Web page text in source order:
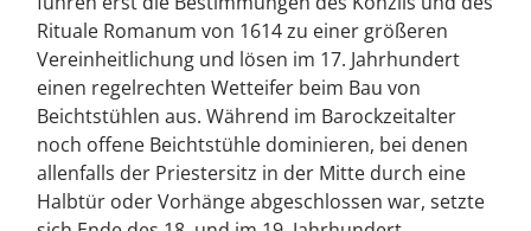
Rituale Romanum von 1614 zu einer größeren
Vereinheitlichung und lösen im 17. Jahrhundert
einen regelrechten Wetteifer beim Bau von
Beichtstühlen aus. Während im Barockzeitalter
noch offene Beichtstühle dominieren, bei denen
allenfalls der Priestersitz in der Mitte durch eine
Halbtür oder Vorhänge abgeschlossen war, setzte